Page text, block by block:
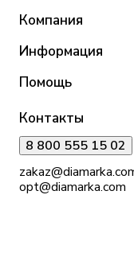
Компания
Информация
Помощь
Контакты
8 800 555 15 02
opt@diamarka.com